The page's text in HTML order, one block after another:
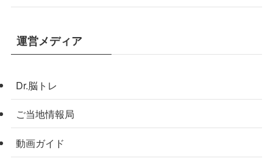
運営メディア
Dr.脳トレ
ご当地情報局
動画ガイド